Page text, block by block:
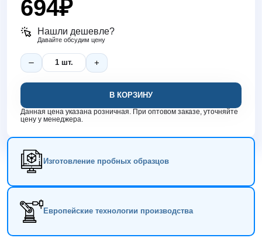
694₽
Нашли дешевле?
Давайте обсудим цену
В КОРЗИНУ
Данная цена указана розничная. При оптовом заказе, уточняйте
цену у менеджера.
Изготовление пробных образцов
Европейские технологии производства